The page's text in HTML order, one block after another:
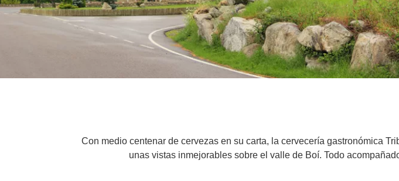
Con medio centenar de cervezas en su carta, la cervecería gastronómica
unas vistas inmejorables sobre el valle de Boí. Todo